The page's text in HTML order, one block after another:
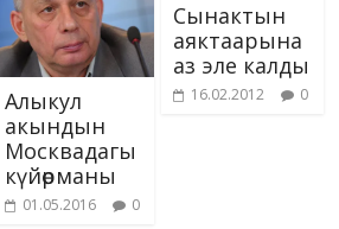
Алыкул
акындын
Москвадагы
күйөрманы
01.05.2016 0
Сынактын
аяктаарына
аз эле калды
16.02.2012 0